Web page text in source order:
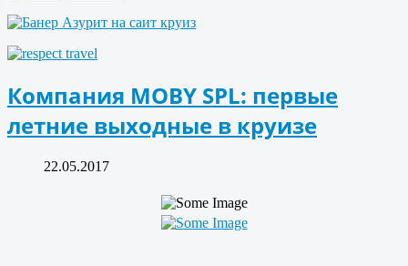
Компания MOBY SPL: первые
летние выходные в круизе
22.05.2017